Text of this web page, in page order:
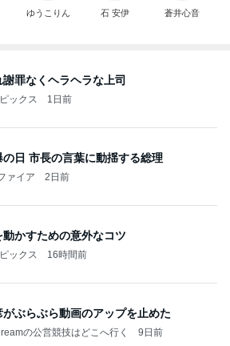
ゆうこりん 石 安伊 蒼井心音
罪なくヘラヘラな上司
ックス 1日前
の日 市長の言葉に動揺する総理
ァイア 2日前
動かすための意外なコツ
ックス 16時間前
がぶらぶら動画のアップを止めた
の公営競技はどこへ行く 9日前